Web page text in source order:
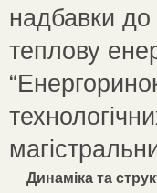
надбавки
теплову
Динаміка та